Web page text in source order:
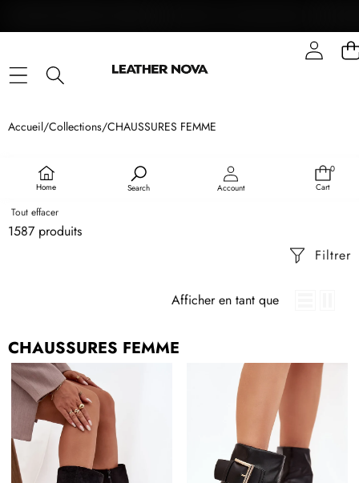
Home Search Account
00
Cart
Accueil/Collections/CHAUSSURES FEMME
CATEGORIE
Tout effacer
1587 produits
Filtrer
Afficher en tant que
CHAUSSURES FEMME
Bottes
cuissardes
model
220217
Step
in